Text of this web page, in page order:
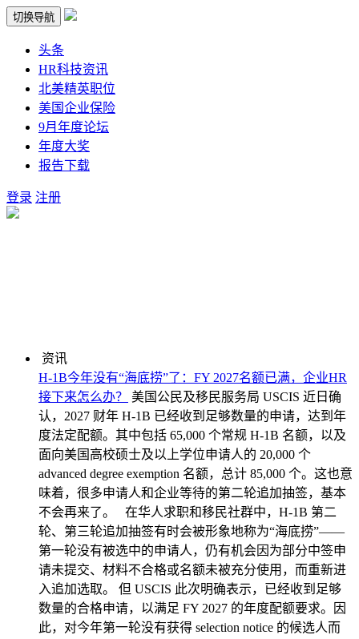
切换导航
头条
HR科技资讯
北美精英职位
美国企业保险
9月年度论坛
年度大奖
报告下载
登录 注册
资讯
H-1B今年没有“海底捞”了：FY 2027名额已满，企业HR
接下来怎么办？
美国公民及移民服务局 USCIS 近日确
认，2027 财年 H-1B 已经收到足够数量的申请，达到年
度法定配额。其中包括 65,000 个常规 H-1B 名额，以及
面向美国高校硕士及以上学位申请人的 20,000 个
advanced degree exemption 名额，总计 85,000 个。这也意
味着，很多申请人和企业等待的第二轮追加抽签，基本
不会再来了。 在华人求职和移民社群中，H-1B 第二
轮、第三轮追加抽签有时会被形象地称为“海底捞”——
第一轮没有被选中的申请人，仍有机会因为部分中签申
请未提交、材料不合格或名额未被充分使用，而重新进
入追加选取。 但 USCIS 此次明确表示，已经收到足够
数量的合格申请，以满足 FY 2027 的年度配额要求。因
此，对今年第一轮没有获得 selection notice 的候选人而